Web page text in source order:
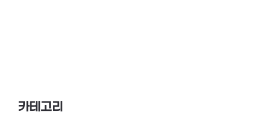
카테고리